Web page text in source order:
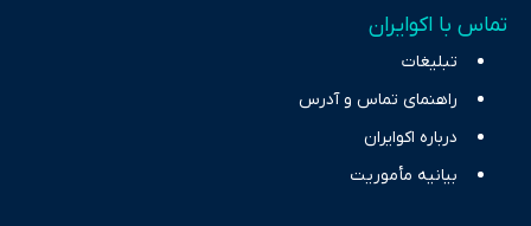
تماس با اکوایران
تبلیغات
راهنمای تماس و آدرس
درباره اکوایران
بیانیه مأموریت